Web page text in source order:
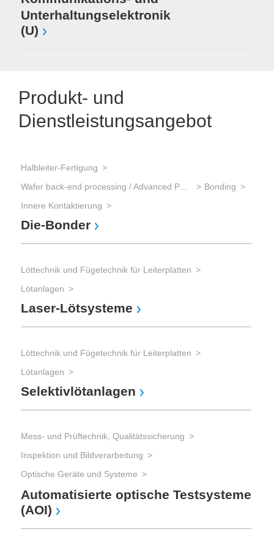
Unterhaltungselektronik
(U)
Produkt- und
Dienstleistungsangebot
Halbleiter-Fertigung
Bonding
Innere Kontaktierung
Die-Bonder
Löttechnik und Fügetechnik für Leiterplatten
Lötanlagen
Laser-Lötsysteme
Löttechnik und Fügetechnik für Leiterplatten
Lötanlagen
Selektivlötanlagen
Mess- und Prüftechnik, Qualitätssicherung
Inspektion und Bildverarbeitung
Optische Geräte und Systeme
Automatisierte optische Testsysteme
(AOI)